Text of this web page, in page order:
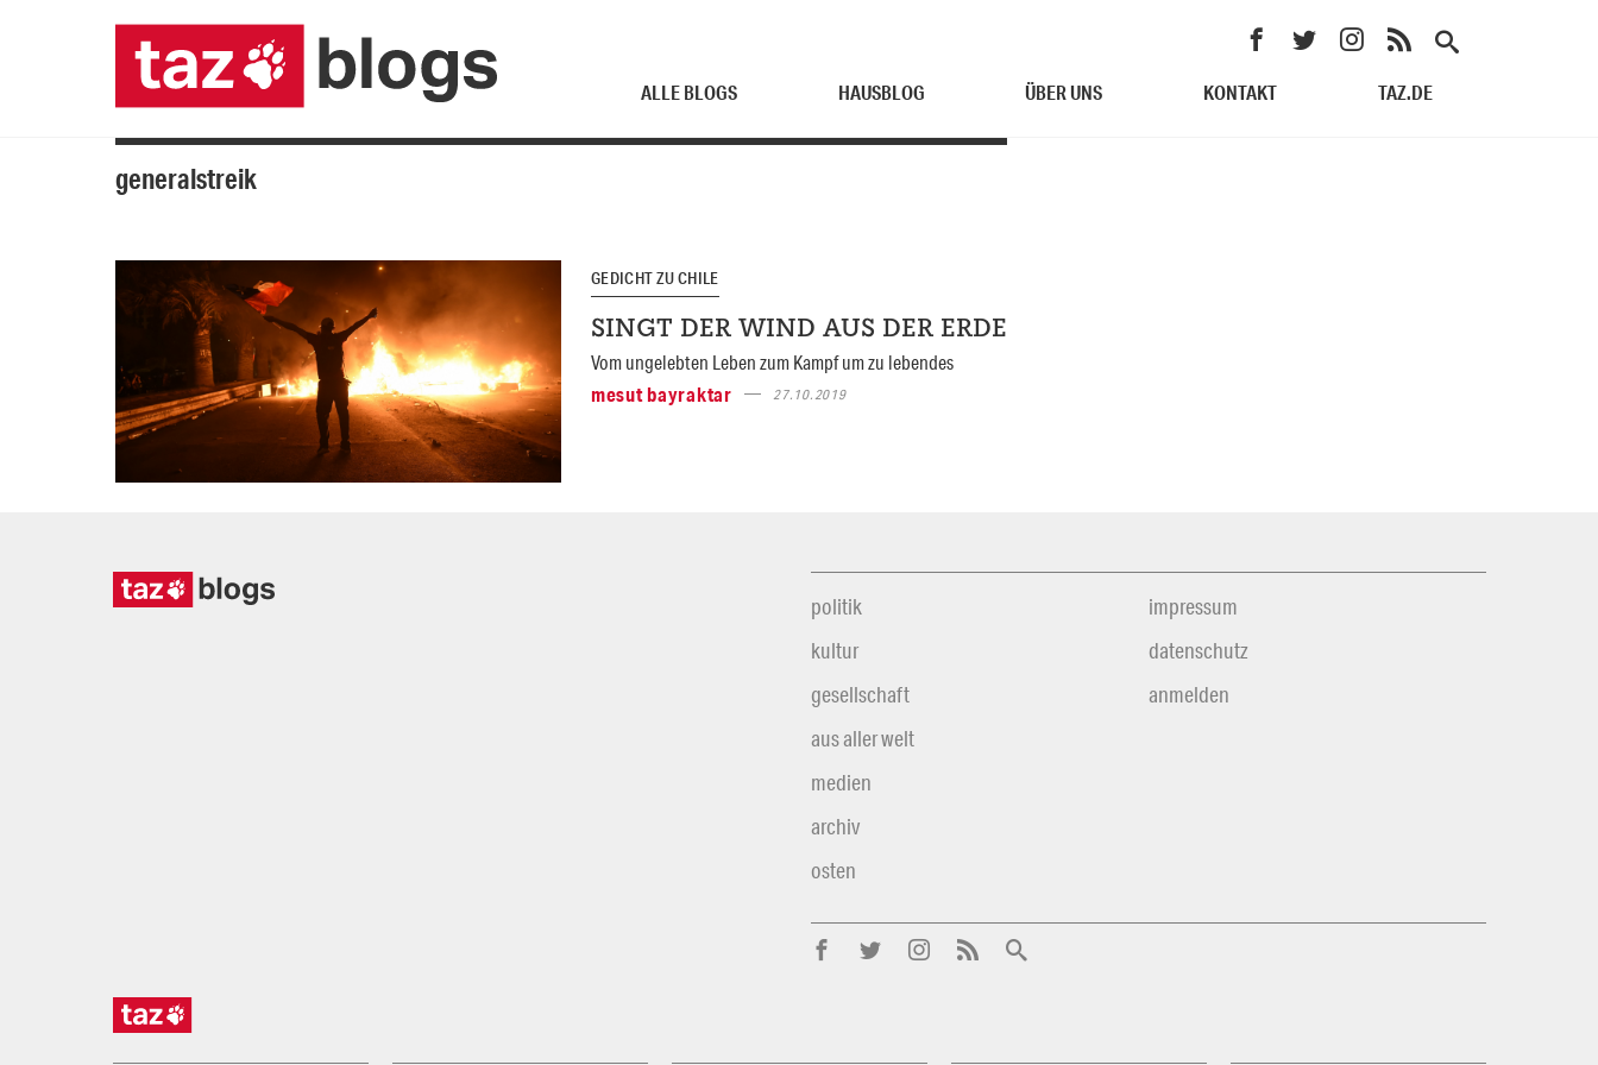
ALLE BLOGS HAUSBLOG ÜBER UNS KONTAKT TAZ.DE
generalstreik
GEDICHT ZU CHILE
SINGT DER WIND AUS DER ERDE
Vom ungelebten Leben zum Kampf um zu lebendes
mesut bayraktar
27.10.2019
politik
kultur
gesellschaft
aus aller welt
medien
archiv
osten
impressum
datenschutz
anmelden